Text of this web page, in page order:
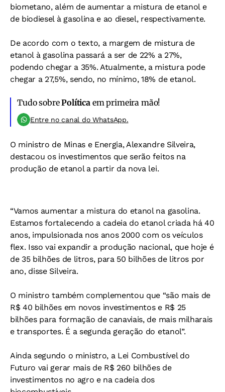
biometano, além de aumentar a mistura de etanol e
de biodiesel à gasolina e ao diesel, respectivamente.
De acordo com o texto, a margem de mistura de
etanol à gasolina passará a ser de 22% a 27%,
podendo chegar a 35%. Atualmente, a mistura pode
chegar a 27,5%, sendo, no mínimo, 18% de etanol.
Tudo sobrePolítica em primeira mão!
Entre no canal do WhatsApp.
O ministro de Minas e Energia, Alexandre Silveira,
destacou os investimentos que serão feitos na
produção de etanol a partir da nova lei.
“Vamos aumentar a mistura do etanol na gasolina.
Estamos fortalecendo a cadeia do etanol criada há 40
anos, impulsionada nos anos 2000 com os veículos
flex. Isso vai expandir a produção nacional, que hoje é
de 35 bilhões de litros, para 50 bilhões de litros por
ano, disse Silveira.
O ministro também complementou que “são mais de
R$ 40 bilhões em novos investimentos e R$ 25
bilhões para formação de canaviais, de mais milharais
e transportes. É a segunda geração do etanol”.
Ainda segundo o ministro, a Lei Combustível do
Futuro vai gerar mais de R$ 260 bilhões de
investimentos no agro e na cadeia dos